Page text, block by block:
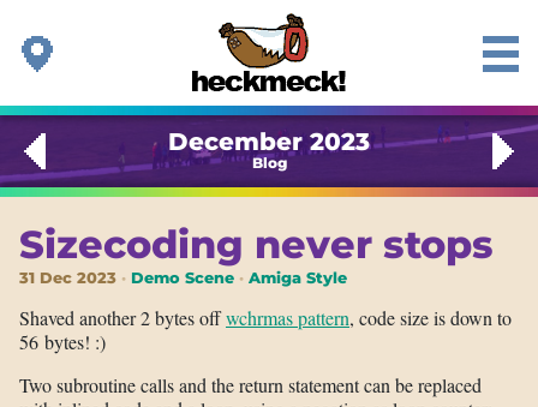
December 2023
Blog
Sizecoding never stops
31 Dec 2023 Demo Scene Amiga Style
Shaved another 2 bytes offwchrmas pattern, code size is down to
56 bytes! :)
Two subroutine calls and the return statement can be replaced